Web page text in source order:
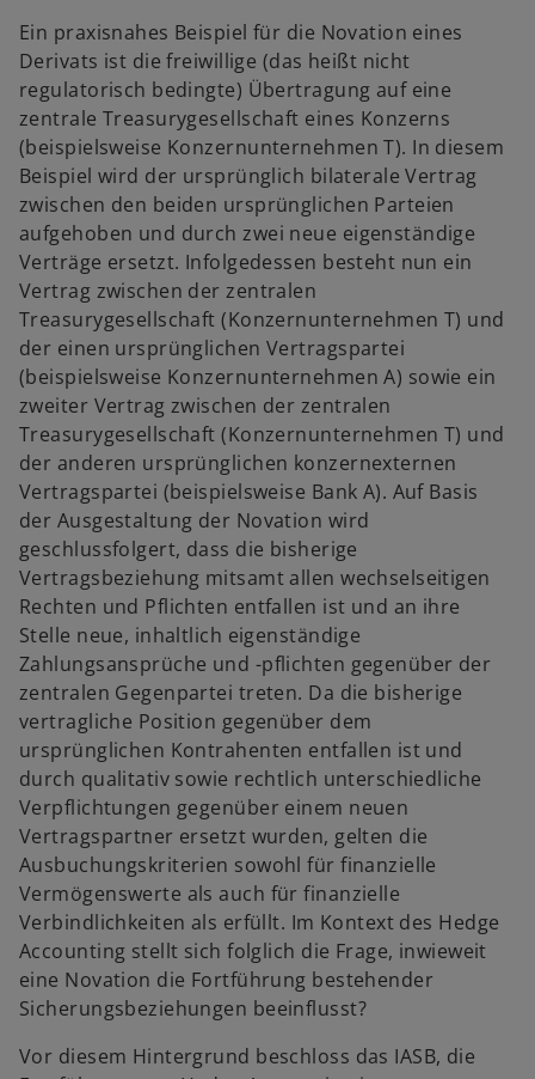
Ein praxisnahes Beispiel für die Novation eines
Derivats ist die freiwillige (das heißt nicht
regulatorisch bedingte) Übertragung auf eine
zentrale Treasurygesellschaft eines Konzerns
(beispielsweise Konzernunternehmen T). In diesem
Beispiel wird der ursprünglich bilaterale Vertrag
zwischen den beiden ursprünglichen Parteien
aufgehoben und durch zwei neue eigenständige
Verträge ersetzt. Infolgedessen besteht nun ein
Vertrag zwischen der zentralen
Treasurygesellschaft (Konzernunternehmen T) und
der einen ursprünglichen Vertragspartei
(beispielsweise Konzernunternehmen A) sowie ein
zweiter Vertrag zwischen der zentralen
Treasurygesellschaft (Konzernunternehmen T) und
der anderen ursprünglichen konzernexternen
Vertragspartei (beispielsweise Bank A). Auf Basis
der Ausgestaltung der Novation wird
geschlussfolgert, dass die bisherige
Vertragsbeziehung mitsamt allen wechselseitigen
Rechten und Pflichten entfallen ist und an ihre
Stelle neue, inhaltlich eigenständige
Zahlungsansprüche und -pflichten gegenüber der
zentralen Gegenpartei treten. Da die bisherige
vertragliche Position gegenüber dem
ursprünglichen Kontrahenten entfallen ist und
durch qualitativ sowie rechtlich unterschiedliche
Verpflichtungen gegenüber einem neuen
Vertragspartner ersetzt wurden, gelten die
Ausbuchungskriterien sowohl für finanzielle
Vermögenswerte als auch für finanzielle
Verbindlichkeiten als erfüllt. Im Kontext des Hedge
Accounting stellt sich folglich die Frage, inwieweit
eine Novation die Fortführung bestehender
Sicherungsbeziehungen beeinflusst?
Vor diesem Hintergrund beschloss das IASB, die